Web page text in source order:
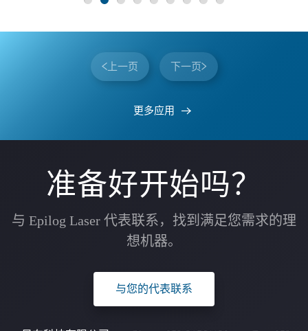
上一页 下一页
更多应用
准备好开始吗？
与 Epilog Laser 代表联系，找到满足您需求的理
想机器。
与您的代表联系